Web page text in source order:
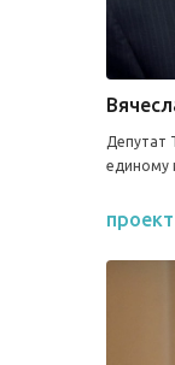
Депутат
единому
проект